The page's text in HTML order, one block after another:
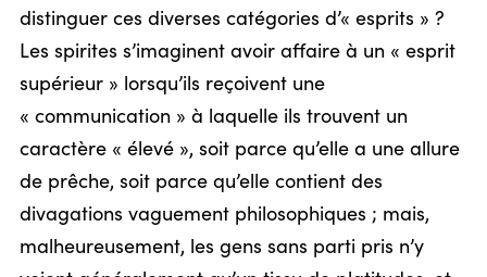
distinguer ces diverses catégories d’« esprits » ?
Les spirites s’imaginent avoir affaire à un « esprit
supérieur » lorsqu’ils reçoivent une
« communication » à laquelle ils trouvent un
caractère « élevé », soit parce qu’elle a une allure
de prêche, soit parce qu’elle contient des
divagations vaguement philosophiques ; mais,
malheureusement, les gens sans parti pris n’y